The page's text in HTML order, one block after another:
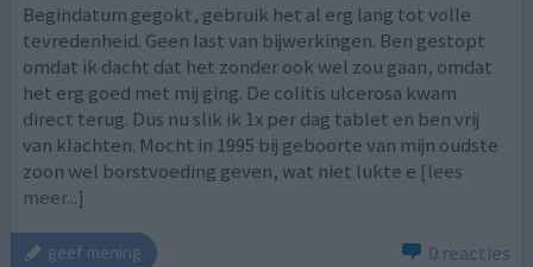
Begindatum gegokt, gebruik het al erg lang tot volle
tevredenheid. Geen last van bijwerkingen. Ben gestopt
omdat ik dacht dat het zonder ook wel zou gaan, omdat
het erg goed met mij ging. De colitis ulcerosa kwam
direct terug. Dus nu slik ik 1x per dag tablet en ben vrij
van klachten. Mocht in 1995 bij geboorte van mijn oudste
zoon wel borstvoeding geven, wat niet lukte e [lees
meer...]
geef mening 0 reacties